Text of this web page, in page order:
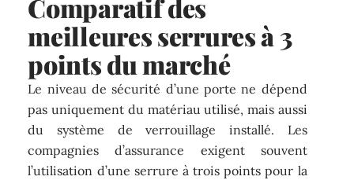
Comparatif des
meilleures serrures à 3
points du marché
Le niveau de sécurité d’une porte ne dépend
pas uniquement du matériau utilisé, mais aussi
du système de verrouillage installé. Les
compagnies d’assurance exigent souvent
l’utilisation d’une serrure à trois points pour la